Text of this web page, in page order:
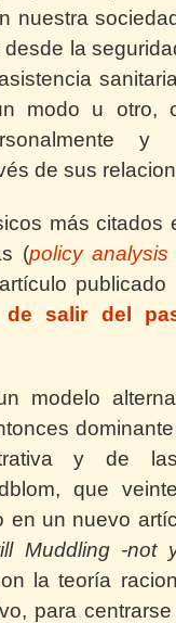
nuestra
la
modo u otro,
de sus
más
(policy analysis
de salir del
modelo
y de
que
en un nuevo
Muddling -not
la teoría
para